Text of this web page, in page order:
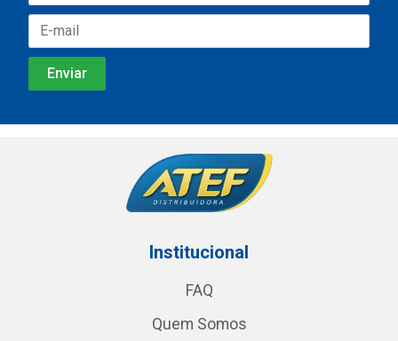
Institucional
FAQ
Quem Somos